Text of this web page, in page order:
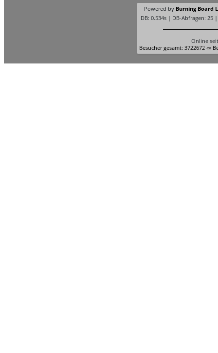
Powered by Burning Board
DB: 0.534s | DB-Abfragen: 25
Online
Besucher gesamt: 3722672 «»